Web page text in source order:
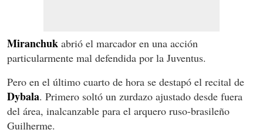
Miranchuk abrió el marcador en una acción
particularmente mal defendida por la Juventus.
Pero en el último cuarto de hora se destapó el recital de
Dybala. Primero soltó un zurdazo ajustado desde fuera
del área, inalcanzable para el arquero ruso-brasileño
Guilherme.